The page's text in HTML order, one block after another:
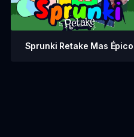
Sprunki Retake Mas Épico